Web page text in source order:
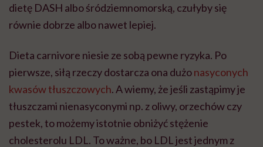
dietę DASH albo śródziemnomorską, czułyby się
równie dobrze albo nawet lepiej.
Dieta carnivore niesie ze sobą pewne ryzyka. Po
pierwsze, siłą rzeczy dostarcza ona dużonasyconych
kwasów tłuszczowych. A wiemy, że jeśli zastąpimy je
tłuszczami nienasyconymi np. z oliwy, orzechów czy
pestek, to możemy istotnie obniżyć stężenie
cholesterolu LDL. To ważne, bo LDL jest jednym z